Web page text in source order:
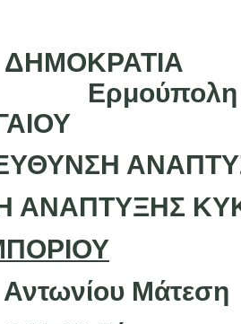
ΑΙΓΑΙΟΥ
Αντωνίου